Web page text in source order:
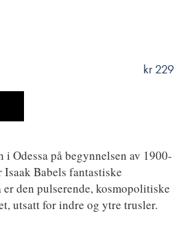
kr 229
i Odessa på begynnelsen av 1900-
Babels fantastiske
den pulserende, kosmopolitiske
utsatt for indre og ytre trusler.